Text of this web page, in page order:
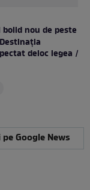
nou de peste
deloc legea /
Google News